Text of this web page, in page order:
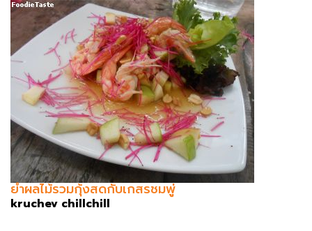
ยำผลไม้รวมกุ้งสดกับเกสรชมพู่
kruchev chillchill